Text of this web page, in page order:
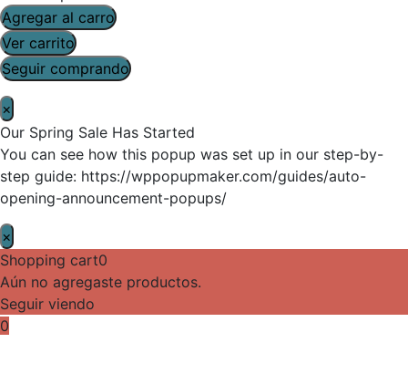
Agregar al carro
Ver carrito
Seguir comprando
×
Our Spring Sale Has Started
You can see how this popup was set up in our step-by-
step guide: https://wppopupmaker.com/guides/auto-
opening-announcement-popups/
×
Shopping cart0
Aún no agregaste productos.
Seguir viendo
0